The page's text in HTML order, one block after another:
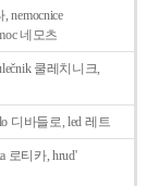
nemocnice
네모츠
쿨레치니크,
디바들로, led 레트
로티카, hrud'